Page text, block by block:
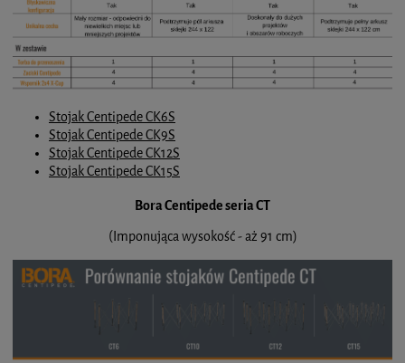
Stojak Centipede CK6S
Stojak Centipede CK9S
Stojak Centipede CK12S
Stojak Centipede CK15S
Bora Centipede seria CT
(Imponująca wysokość - aż 91 cm)